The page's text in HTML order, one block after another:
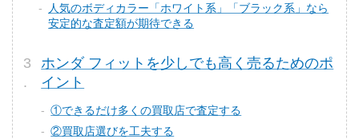
人気のボディカラー「ホワイト系」「ブラック系」なら
安定的な査定額が期待できる
ホンダ フィットを少しでも高く売るためのポ
イント
①できるだけ多くの買取店で査定する
②買取店選びを工夫する